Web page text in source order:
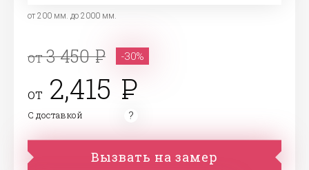
от 200 мм. до 2000 мм.
от3 450 -30%
от 2,415
С доставкой
Вызвать на замер